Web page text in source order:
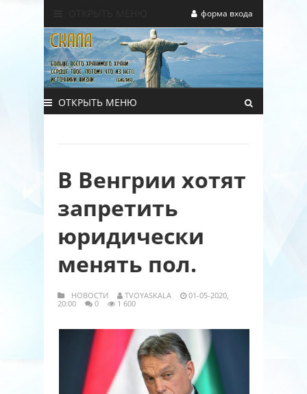
форма входа
ОТКРЫТЬ МЕНЮ
В Венгрии хотят
запретить
юридически
менять пол.
НОВОСТИ TVOYASKALA
01-05-2020,
20:00
0 1 600